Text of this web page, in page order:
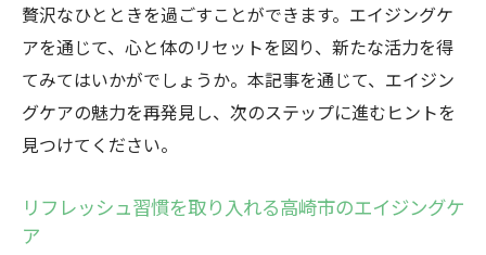
贅沢なひとときを過ごすことができます。エイジングケ
アを通じて、心と体のリセットを図り、新たな活力を得
てみてはいかがでしょうか。本記事を通じて、エイジン
グケアの魅力を再発見し、次のステップに進むヒントを
見つけてください。
リフレッシュ習慣を取り入れる高崎市のエイジングケ
ア